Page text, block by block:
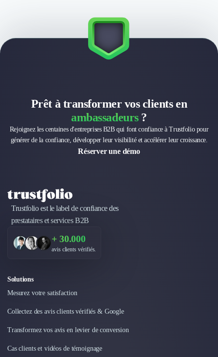
Prêt à transformer vos clients en
ambassadeurs?
Rejoignez les centaines d'entreprises B2B qui font confiance à Trustfolio pour
générer de la confiance, développer leur visibilité et accélérer leur croissance.
Réserver une démo
Trustfolio est le label de confiance des
prestataires et services B2B
+ 30.000
avis clients vérifiés.
Solutions
Mesurez votre satisfaction
Collectez des avis clients vérifiés & Google
Transformez vos avis en levier de conversion
Cas clients et vidéos de témoignage